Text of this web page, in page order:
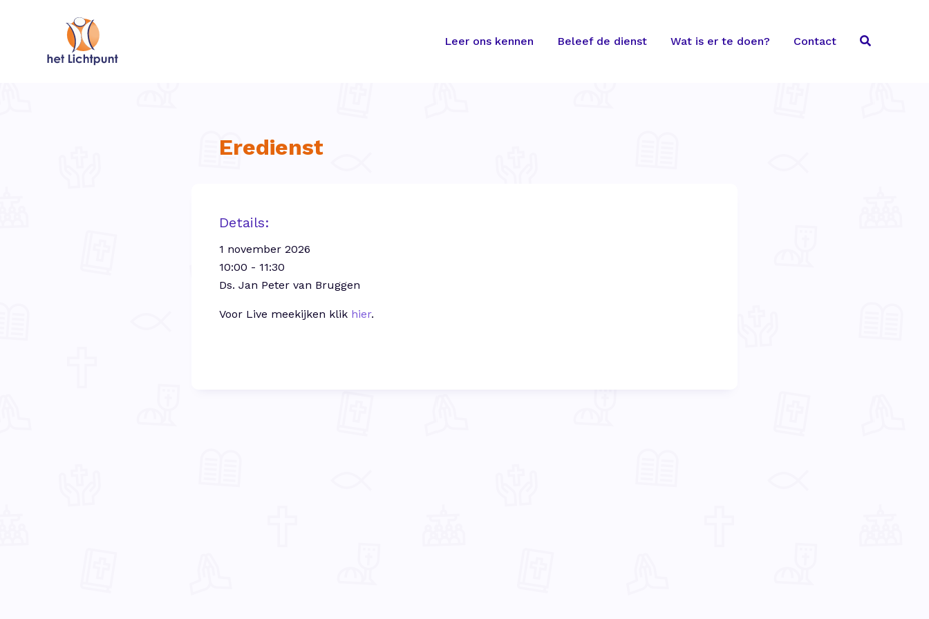
Leer ons kennen Beleef de dienst Wat is er te doen? Contact
Eredienst
Details:
1 november 2026
10:00 - 11:30
Ds. Jan Peter van Bruggen
Voor Live meekijken klik hier.